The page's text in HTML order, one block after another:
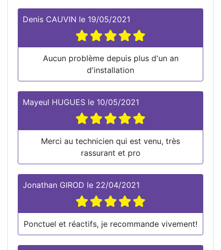
Denis CAUVIN le 19/05/2021
Aucun problème depuis plus d'un an
d'installation
Mayeul HUGUES le 10/05/2021
Merci au technicien qui est venu, très
rassurant et pro
Jonathan GIROD le 22/04/2021
Ponctuel et réactifs, je recommande vivement!